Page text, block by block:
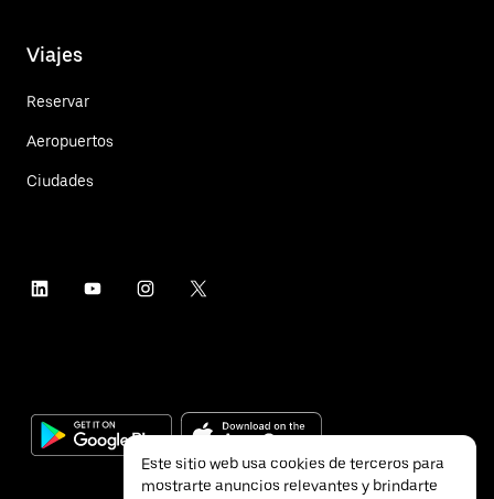
Viajes
Reservar
Aeropuertos
Ciudades
Este sitio web usa cookies de terceros para
mostrarte anuncios relevantes y brindarte